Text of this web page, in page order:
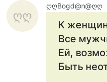
ღღ
ღღBogd@n@ღღ
К
Все
Ей,
Быть